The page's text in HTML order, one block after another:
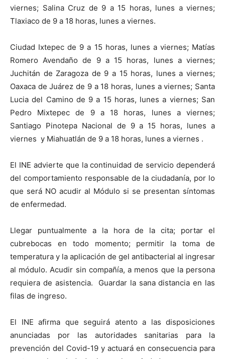
viernes; Salina Cruz de 9 a 15 horas, lunes a viernes;
Tlaxiaco de 9 a 18 horas, lunes a viernes.
Ciudad Ixtepec de 9 a 15 horas, lunes a viernes; Matías
Romero Avendaño de 9 a 15 horas, lunes a viernes;
Juchitán de Zaragoza de 9 a 15 horas, lunes a viernes;
Oaxaca de Juárez de 9 a 18 horas, lunes a viernes; Santa
Lucia del Camino de 9 a 15 horas, lunes a viernes; San
Pedro Mixtepec de 9 a 18 horas, lunes a viernes;
Santiago Pinotepa Nacional de 9 a 15 horas, lunes a
viernes y Miahuatlán de 9 a 18 horas, lunes a viernes .
El INE advierte que la continuidad de servicio dependerá
del comportamiento responsable de la ciudadanía, por lo
que será NO acudir al Módulo si se presentan síntomas
de enfermedad.
Llegar puntualmente a la hora de la cita; portar el
cubrebocas en todo momento; permitir la toma de
temperatura y la aplicación de gel antibacterial al ingresar
al módulo. Acudir sin compañía, a menos que la persona
requiera de asistencia. Guardar la sana distancia en las
filas de ingreso.
El INE afirma que seguirá atento a las disposiciones
anunciadas por las autoridades sanitarias para la
prevención del Covid-19 y actuará en consecuencia para